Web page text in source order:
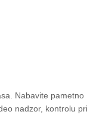
Nabavite
nadzor, kontrolu